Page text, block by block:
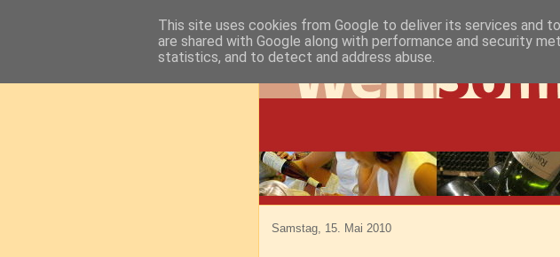
Samstag, 15. Mai 2010
This site uses cookies from Google to deliver its services and
are shared with Google along with performance and security
statistics, and to detect and address abuse.